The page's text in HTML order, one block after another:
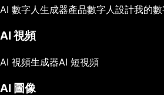
AI 數字人生成器產品數字人 設計我的數
AI 視頻
AI 視頻生成器AI 短視頻
AI 圖像